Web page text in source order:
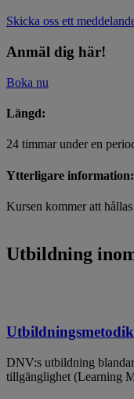
Skicka oss ett
Anmäl dig här!
Boka nu
Längd:
24 timmar under en
Ytterligare information:
Kursen kommer att
Utbildning
DNV:s utbildning
tillgänglighet (Learning